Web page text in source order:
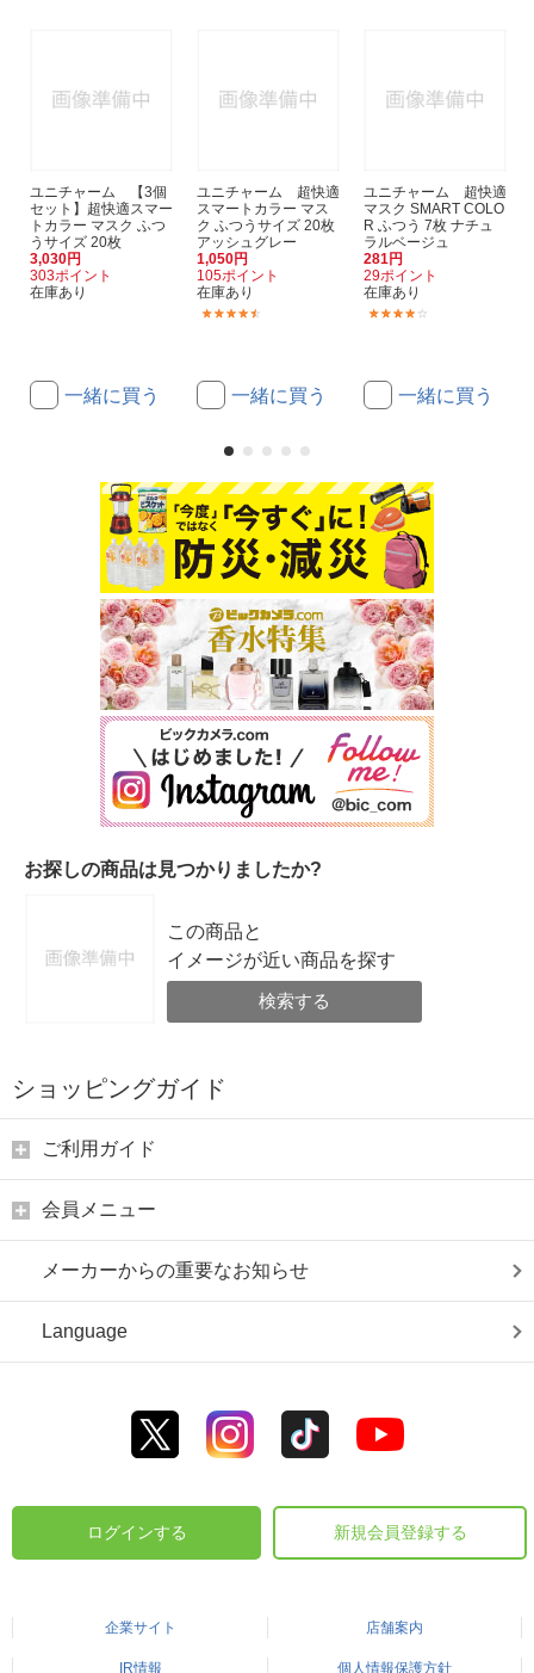
ユニチャーム 【3個
セット】超快適スマー
トカラー マスク ふつ
うサイズ 20枚
3,030円
303ポイント
在庫あり
一緒に買う
ユニチャーム 超快適
スマートカラー マス
ク ふつうサイズ 20枚
アッシュグレー
1,050円
105ポイント
在庫あり
一緒に買う
ユニチャーム 超快適
マスク SMART COLO
R ふつう 7枚 ナチュ
ラルベージュ
281円
29ポイント
在庫あり
一緒に買う
お探しの商品は見つかりましたか?
この商品と
イメージが近い商品を探す
検索する
ショッピングガイド
ご利用ガイド
会員メニュー
メーカーからの重要なお知らせ
Language
ログインする 新規会員登録する
企業サイト 店舗案内
IR情報 個人情報保護方針